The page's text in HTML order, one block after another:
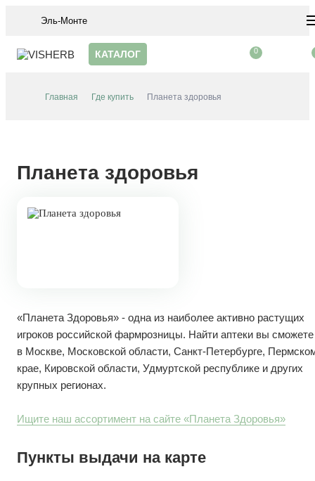
Эль-Монте
КАТАЛОГ 0
Главная Где купить Планета здоровья
Планета здоровья
«Планета Здоровья» - одна из наиболее активно растущих
игроков российской фармрозницы. Найти аптеки вы сможете
в Москве, Московской области, Санкт-Петербурге,
крае, Кировской области, Удмуртской республике и других
крупных регионах.
Ищите наш ассортимент на сайте «Планета Здоровья»
Пункты выдачи на карте